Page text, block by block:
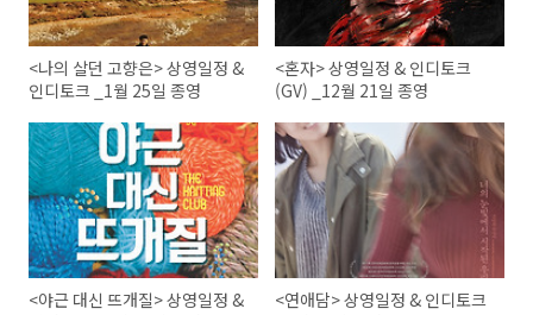
<나의 살던 고향은> 상영일정 &
인디토크 _1월 25일 종영
<혼자> 상영일정 & 인디토크
(GV) _12월 21일 종영
<야근 대신 뜨개질> 상영일정 &
<연애담> 상영일정 & 인디토크